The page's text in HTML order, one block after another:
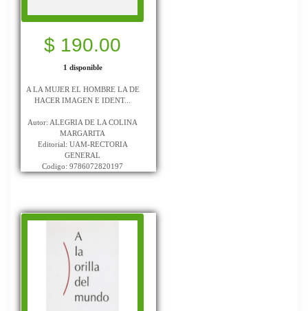
$ 190.00
1 disponible
A LA MUJER EL HOMBRE LA DE
HACER IMAGEN E IDENT...
Autor: ALEGRIA DE LA COLINA
MARGARITA
Editorial: UAM-RECTORIA
GENERAL
Codigo: 9786072820197